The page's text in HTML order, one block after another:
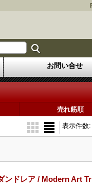
お問い合せ
売れ筋順
表示件数:
ンドレア / Modern Art